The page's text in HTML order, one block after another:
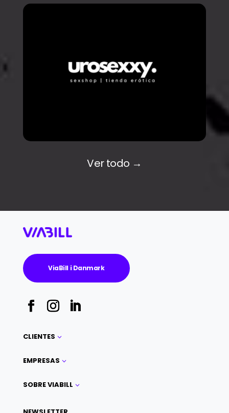
Ver todo →
ViaBill i Danmark
CLIENTES 3
EMPRESAS 3
SOBRE VIABILL 3